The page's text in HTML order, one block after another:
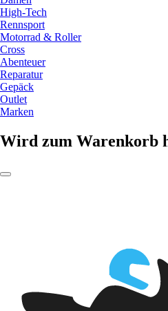
High-Tech
Rennsport
Motorrad & Roller
Cross
Abenteuer
Reparatur
Gepäck
Outlet
Marken
Wird zum Warenkorb